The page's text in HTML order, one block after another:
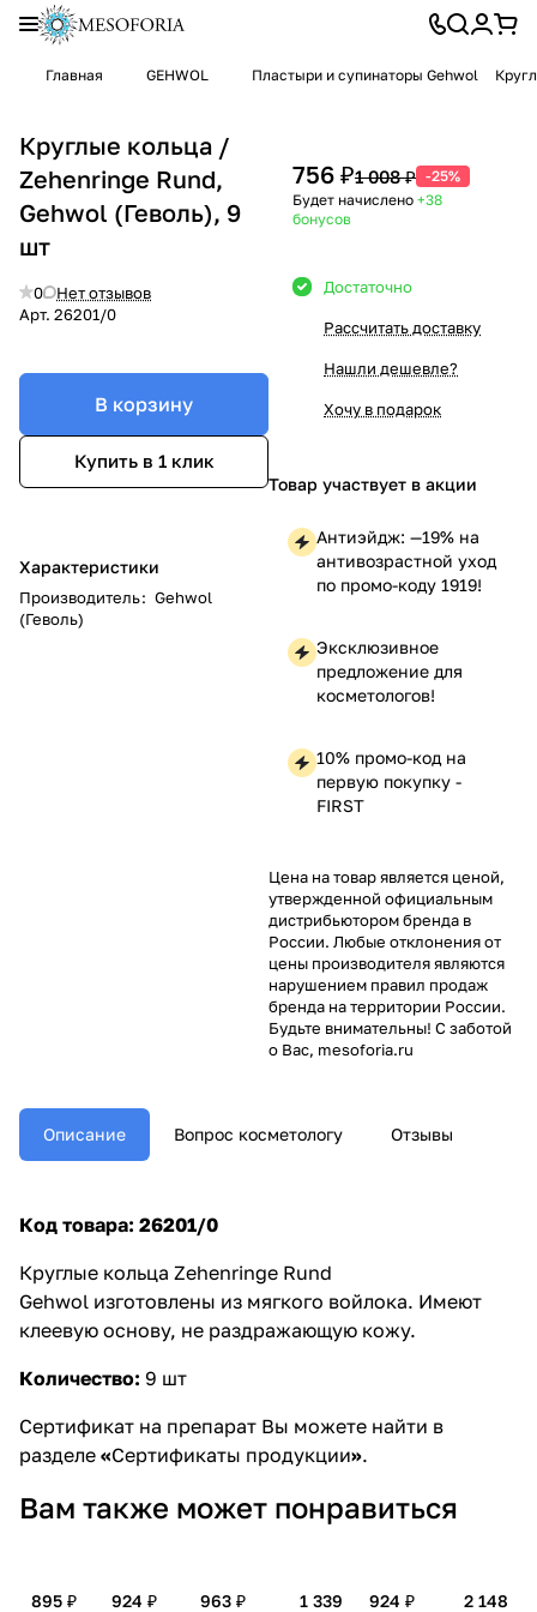
Главная GEHWOL Пластыри и супинаторы Gehwol
Круглые кольца /
Zehenringe Rund,
Gehwol (Геволь), 9
шт
0
Нет отзывов
Арт. 26201/0
В корзину
Купить в 1 клик
Характеристики
Производитель: Gehwol
(Геволь)
756 ₽1 008 ₽ -25%
Будет начислено +38
бонусов
Достаточно
Рассчитать доставку
Нашли дешевле?
Хочу в подарок
Товар участвует в акции
Антиэйдж: —19% на
антивозрастной уход
по промо-коду 1919!
Эксклюзивное
предложение для
косметологов!
10% промо-код на
первую покупку -
FIRST
Цена на товар является ценой,
утвержденной официальным
дистрибьютором бренда в
России. Любые отклонения от
цены производителя являются
нарушением правил продаж
бренда на территории России.
Будьте внимательны! С заботой
о Вас, mesoforia.ru
Описание Вопрос косметологу Отзывы
Код товара: 26201/0
Круглые кольца Zehenringe Rund
Gehwol изготовлены из мягкого войлока. Имеют
клеевую основу, не раздражающую кожу.
Количество: 9 шт
Сертификат на препарат Вы можете найти в
разделе «Сертификаты продукции».
Вам также может понравиться
895 ₽ 924 ₽ 963 ₽
1 339
924 ₽
2 148